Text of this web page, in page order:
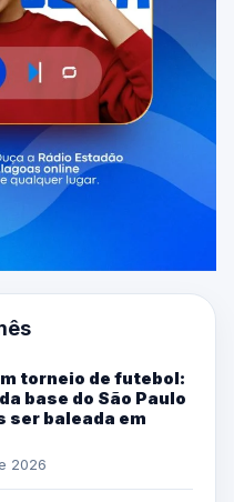
torneio de futebol:
base do São Paulo
ser baleada em
2026